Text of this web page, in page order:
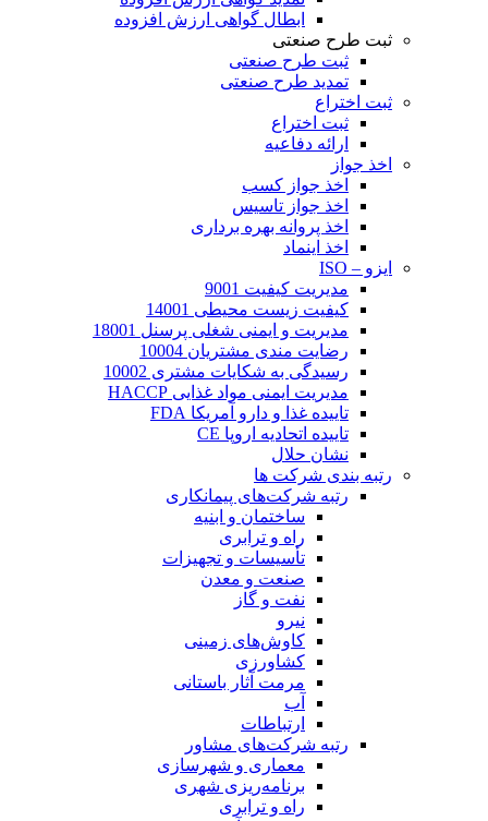
ابطال گواهی ارزش افزوده
ثبت طرح صنعتی
ثبت طرح صنعتی
تمدید طرح صنعتی
ثبت اختراع
ثبت اختراع
ارائه دفاعیه
اخذ جواز
اخذ جواز کسب
اخذ جواز تاسیس
اخذ پروانه بهره برداری
اخذ اینماد
ایزو – ISO
مدیریت کیفیت 9001
کیفیت زیست محیطی 14001
مدیریت و ایمنی شغلی پرسنل 18001
رضایت مندی مشتریان 10004
رسیدگی به شکایات مشتری 10002
مدیریت ایمنی مواد غذایی HACCP
تاییده غذا و دارو آمریکا FDA
تاییده اتحادیه اروپا CE
نشان حلال
رتبه بندی شرکت ها
رتبه شرکت‌های پیمانکاری
ساختمان و ابنیه
راه و ترابری
تأسیسات و تجهیزات
صنعت و معدن
نفت و گاز
نیرو
کاوش‌های زمینی
کشاورزی
مرمت آثار باستانی
آب
ارتباطات
رتبه شرکت‌های مشاور
معماری و شهرسازی
برنامه‌ریزی شهری
راه و ترابری